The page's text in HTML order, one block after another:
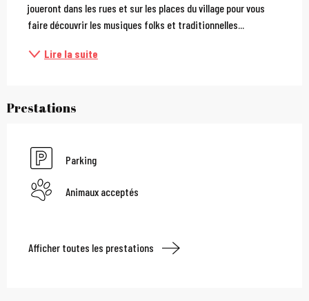
joueront dans les rues et sur les places du village pour vous
faire découvrir les musiques folks et traditionnelles...
Lire la suite
Prestations
Parking
Animaux acceptés
Afficher toutes les prestations